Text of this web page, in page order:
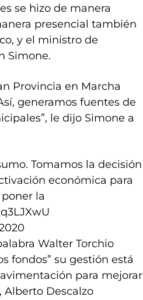
se hizo de manera
presencial también
y el ministro de
Simone.
Provincia en Marcha
generamos fuentes de
le dijo Simone a
Tomamos la decisión
económica para
la
Walter Torchio
fondos” su gestión está
para mejorar
Alberto Descalzo